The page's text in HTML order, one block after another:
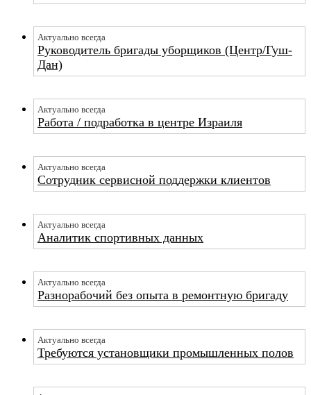
Актуально всегда
Руководитель бригады уборщиков (Центр/Гуш-
Дан)
Актуально всегда
Работа / подработка в центре Израиля
Актуально всегда
Сотрудник сервисной поддержки клиентов
Актуально всегда
Аналитик спортивных данных
Актуально всегда
Разнорабочий без опыта в ремонтную бригаду
Актуально всегда
Требуются установщики промышленных полов